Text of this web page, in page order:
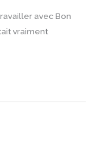
avec Bon
vraiment